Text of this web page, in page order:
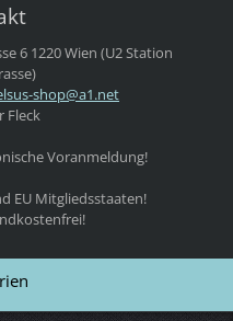
6 1220 Wien (U2 Station
us-shop@a1.net
Fleck
Voranmeldung!
EU Mitgliedsstaaten!